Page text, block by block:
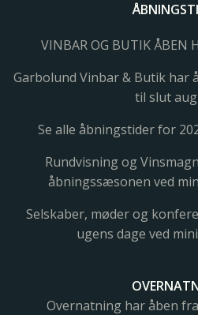
VINBAR OG BUTIK ÅBEN
Garbolund Vinbar & Butik har
til slut
Se alle åbningstider for
Rundvisning og
åbningssæsonen ved
Selskaber, møder og
ugens dage ved
Overnatning har åben